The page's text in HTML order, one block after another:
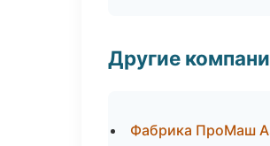
Другие
Фабрика ПроМаш